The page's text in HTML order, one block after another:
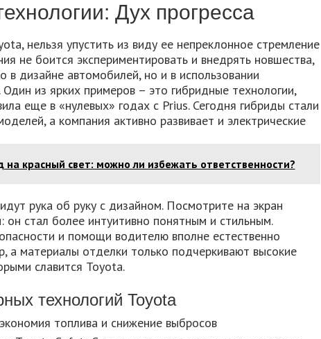
Дух прогресса
нельзя упустить из виду ее непреклонное стремление
не боится экспериментировать и внедрять новшества,
в дизайне автомобилей, но и в использовании
из ярких примеров – это гибридные технологии,
еще в «нулевых» годах с Prius. Сегодня гибриды стали
а компания активно развивает и электрические
на красный свет: можно ли избежать ответственности?
рука об руку с дизайном. Посмотрите на экран
он стал более интуитивно понятным и стильным.
и помощи водителю вполне естественно
а материалы отделки только подчеркивают высокие
славится Toyota.
технологий Toyota
топлива и снижение выбросов